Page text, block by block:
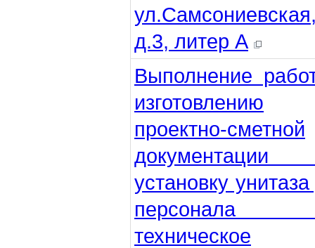
д.3, литер А
Выполнение
изготовлению
проектно-сметной
установку
техническое